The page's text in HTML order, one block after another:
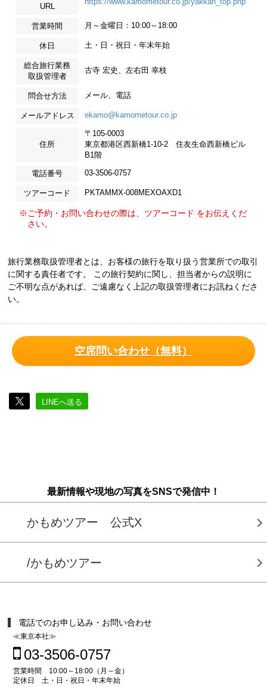
URL
営業時間 月～金曜日：10:00～18:00
休日 土・日・祝日・年末年始
総合旅行業務
取扱管理者
古寺 宏史、左右田 幸枝
問合せ方法 メール、電話
メールアドレス ekamo@kamometour.co.jp
住所
〒105-0003
東京都港区西新橋1-10-2 住友生命西新橋ビル
B1階
電話番号 03-3506-0757
ツアーコード PKTAMMX-008MEXOAXD1
※ご予約・お問い合わせの際は、ツアーコード をお伝えくだ
さい。
旅行業務取扱管理者とは、お客様の旅行を取り扱う営業所での取引
に関する責任者です。 この旅行契約に関し、担当者からの説明に
ご不明な点があれば、ご遠慮なく上記の取扱管理者にお訊ねくださ
い。
空席問い合わせ（無料）
LINEへ送る
最新情報や現地の写真をSNSで発信中！
かもめツアー 公式X
/かもめツアー
電話でのお申し込み・お問い合わせ
≪東京本社≫
03-3506-0757
営業時間 10:00～18:00（月～金）
定休日 土・日・祝日・年末年始